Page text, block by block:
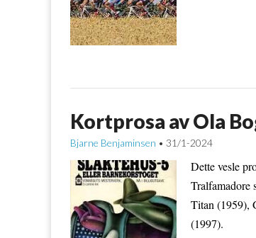
Kortprosa av Ola
Bjarne Benjaminsen • 31/1-2024
Dette vesle
Tralfamadore
Titan (1959),
(1997).